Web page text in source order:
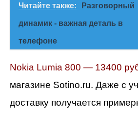
Читайте также: Разговорный
динамик - важная деталь в
телефоне
Nokia Lumia 800 — 13400
магазине Sotino.ru. Даже с
доставку получается